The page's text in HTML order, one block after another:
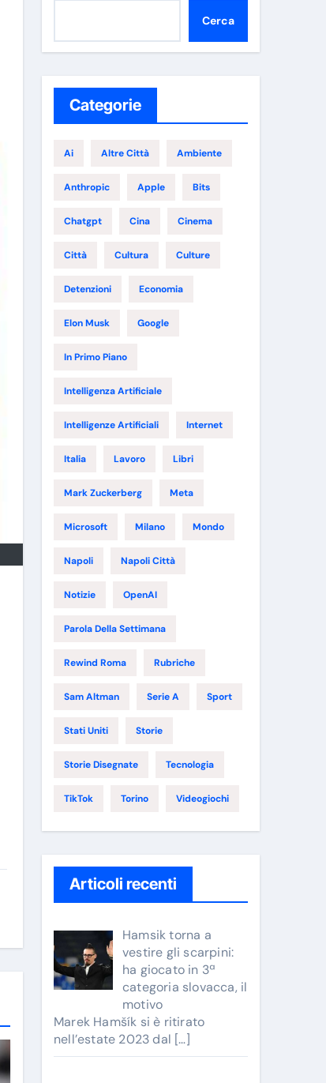
Cerca
Categorie
Ai Altre Città Ambiente
Anthropic Apple Bits
Chatgpt Cina Cinema
Città Cultura Culture
Detenzioni Economia
Elon Musk Google
In Primo Piano
Intelligenza Artificiale
Intelligenze Artificiali Internet
Italia Lavoro Libri
Mark Zuckerberg Meta
Microsoft Milano Mondo
Napoli Napoli Città
Notizie OpenAI
Parola Della Settimana
Rewind Roma Rubriche
Sam Altman Serie A Sport
Stati Uniti Storie
Storie Disegnate Tecnologia
TikTok Torino Videogiochi
Articoli recenti
Hamsik torna a
vestire gli scarpini:
ha giocato in 3ª
categoria slovacca, il
motivo
Marek Hamšík si è ritirato
nell’estate 2023 dal […]